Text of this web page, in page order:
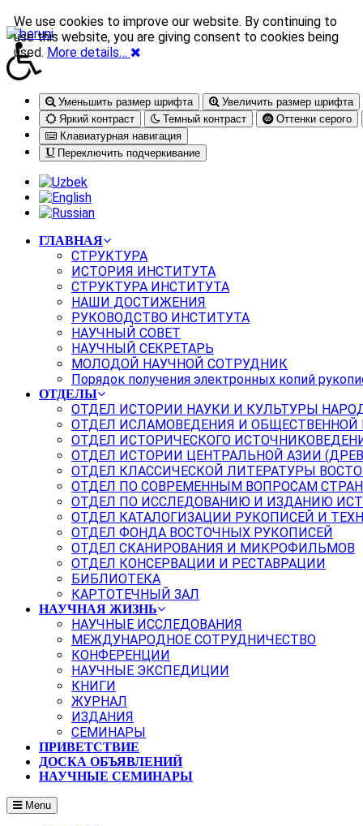
Уменьшить размер шрифта
Увеличить размер шрифта
Яркий контраст
Темный контраст
Оттенки серого
Клавиатурная навигация
Переключить подчеркивание
ГЛАВНАЯ
СТРУКТУРА
ИСТОРИЯ ИНСТИТУТА
СТРУКТУРА ИНСТИТУТА
НАШИ ДОСТИЖЕНИЯ
РУКОВОДСТВО ИНСТИТУТА
НАУЧНЫЙ СОВЕТ
НАУЧНЫЙ СЕКРЕТАРЬ
МОЛОДОЙ НАУЧНОЙ СОТРУДНИК
Порядок получения электронных копий
ОТДЕЛЫ
ОТДЕЛ ИСТОРИИ НАУКИ И КУЛЬТУРЫ
ОТДЕЛ ИСЛАМОВЕДЕНИЯ И
ОТДЕЛ ИСТОРИЧЕСКОГО
ОТДЕЛ ИСТОРИИ ЦЕНТРАЛЬНОЙ АЗИИ
ОТДЕЛ КЛАССИЧЕСКОЙ ЛИТЕРАТУРЫ
ОТДЕЛ ПО СОВРЕМЕННЫМ ВОПРОСАМ
ОТДЕЛ ПО ИССЛЕДОВАНИЮ И ИЗДАНИЮ
ОТДЕЛ КАТАЛОГИЗАЦИИ РУКОПИСЕЙ И
ОТДЕЛ ФОНДА ВОСТОЧНЫХ РУКОПИСЕЙ
ОТДЕЛ СКАНИРОВАНИЯ И МИКРОФИЛЬМОВ
ОТДЕЛ КОНСЕРВАЦИИ И РЕСТАВРАЦИИ
БИБЛИОТЕКА
КАРТОТЕЧНЫЙ ЗАЛ
НАУЧНАЯ ЖИЗНЬ
НАУЧНЫЕ ИССЛЕДОВАНИЯ
МЕЖДУНАРОДНОЕ СОТРУДНИЧЕСТВО
КОНФЕРЕНЦИИ
НАУЧНЫЕ ЭКСПЕДИЦИИ
КНИГИ
ЖУРНАЛ
ИЗДАНИЯ
СЕМИНАРЫ
ПРИВЕТСТВИЕ
ДОСКА ОБЪЯВЛЕНИЙ
НАУЧНЫЕ СЕМИНАРЫ
Menu
We use cookies to improve our website. By continuing to
use this website, you are giving consent to cookies being
used. More details…